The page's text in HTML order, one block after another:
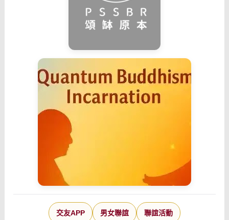
交友APP 男女聯誼 聯誼活動